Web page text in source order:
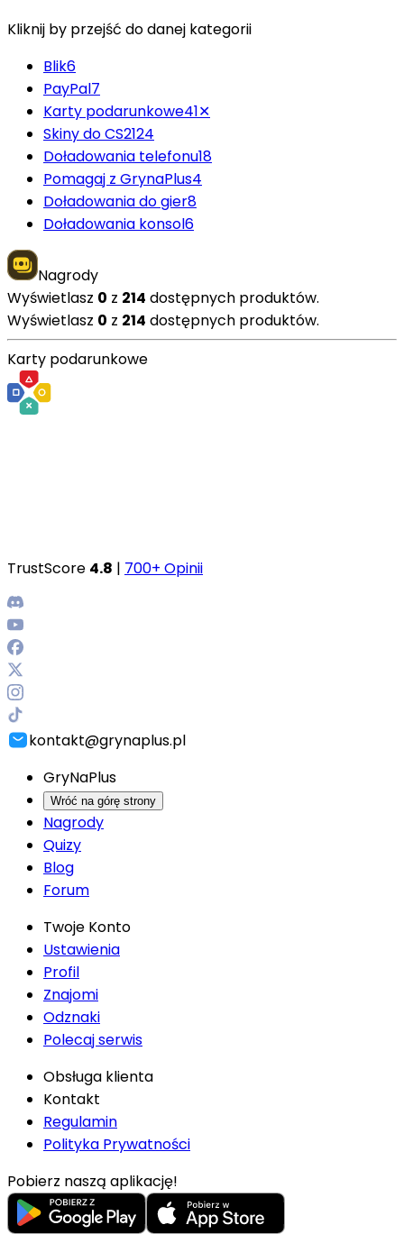
Kliknij by przejść do danej kategorii
Blik6
PayPal7
Karty podarunkowe41✕
Skiny do CS2124
Doładowania telefonu18
Pomagaj z GrynaPlus4
Doładowania do gier8
Doładowania konsol6
Nagrody
Wyświetlasz 0 z 214 dostępnych produktów.
Wyświetlasz 0 z 214 dostępnych produktów.
Karty podarunkowe
TrustScore 4.8 | 700+ Opinii
kontakt@grynaplus.pl
GryNaPlus
Wróć na górę strony
Nagrody
Quizy
Blog
Forum
Twoje Konto
Ustawienia
Profil
Znajomi
Odznaki
Polecaj serwis
Obsługa klienta
Kontakt
Regulamin
Polityka Prywatności
Pobierz naszą aplikację!